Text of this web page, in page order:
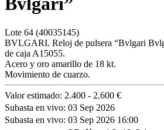
Lote 64 (40035145)
BVLGARI. Reloj de pulsera “Bvlgari
de caja A15055.
Acero y oro amarillo de 18 kt.
Movimiento de cuarzo.
Valor estimado: 2.400 - 2.600 €
Subasta en vivo: 03 Sep 2026
Subasta en vivo: 03 Sep 2026 16:00